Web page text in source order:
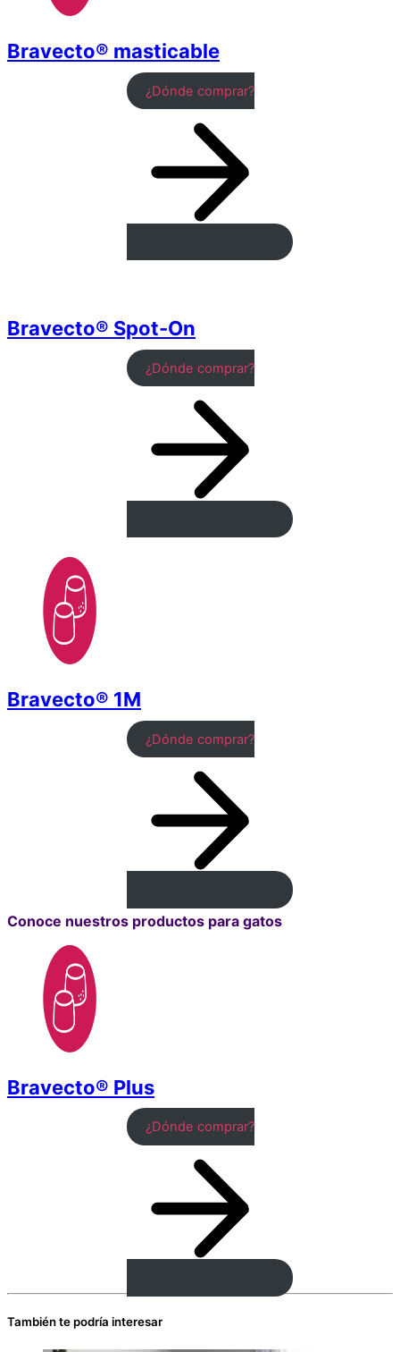
Bravecto® masticable
¿Dónde comprar?
Bravecto® Spot-On
¿Dónde comprar?
Bravecto® 1M
¿Dónde comprar?
Conoce nuestros productos para gatos
Bravecto® Plus
¿Dónde comprar?
También te podría interesar